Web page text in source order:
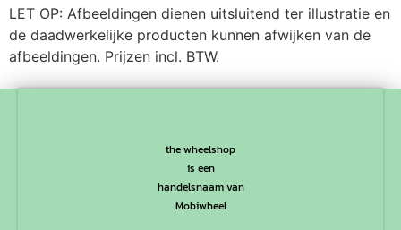
LET OP: Afbeeldingen dienen uitsluitend ter illustratie en
de daadwerkelijke producten kunnen afwijken van de
afbeeldingen. Prijzen incl. BTW.
the wheelshop
is een
handelsnaam van
Mobiwheel